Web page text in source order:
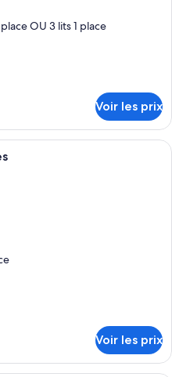
OU 3 lits 1 place
Voir les prix
Une chambre avec un grand lit, une
Voir les prix